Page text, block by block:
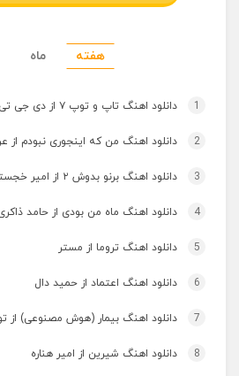
هفته ماه
1 دانلود اهنگ تاپ و توپ ۷ از دی جی تی ان تی
2 دانلود اهنگ من که اینجوری نبودم از
3 دانلود اهنگ برنو بدوش ۲ از امیر خجسته
4 دانلود اهنگ ماه من بودی از حامد
5 دانلود اهنگ تروما از مستر
6 دانلود اهنگ اعتماد از حمید دال
7 دانلود اهنگ بیمار (هوش مصنوعی) از
8 دانلود اهنگ شیرین از امیر هناره